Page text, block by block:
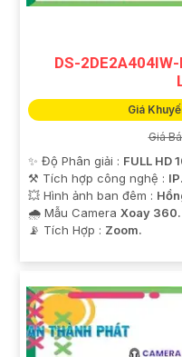
DS-
Giá
Giá
✨ Độ Phân giải : FULL HD
⚒ Tích hợp công nghệ : IP.
💥 Hình ảnh ban đêm :
🌧️ Mẫu Camera Xoay 360.
️📡 Tích Hợp : Zoom.